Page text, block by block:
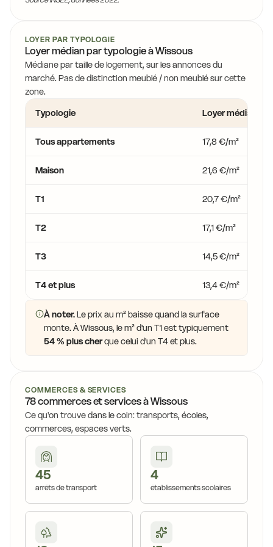
13,9 €
13,9 €
13,9 €
LOYER PAR TYPOLOGIE
Loyer médian par typologie à Wissous
Médiane par taille de logement, sur les annonces du
marché. Pas de distinction meublé / non meublé sur cette
zone.
Typologie
Loyer médian
Tous appartements 17,8 €/m²
Maison 21,6 €/m²
T1 20,7 €/m²
T2 17,1 €/m²
T3 14,5 €/m²
T4 et plus 13,4 €/m²
À noter.Le prix au m² baisse quand la surface
monte. À Wissous, le m² d'un T1 est typiquement
54 % plus cherque celui d'un T4 et plus.
COMMERCES & SERVICES
78 commerces et services à Wissous
Ce qu'on trouve dans le coin: transports, écoles,
commerces, espaces verts.
45
arrêts de transport
4
établissements scolaires